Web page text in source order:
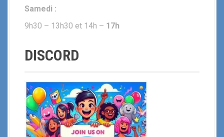
Samedi :
9h30 – 13h30 et 14h – 17h
DISCORD